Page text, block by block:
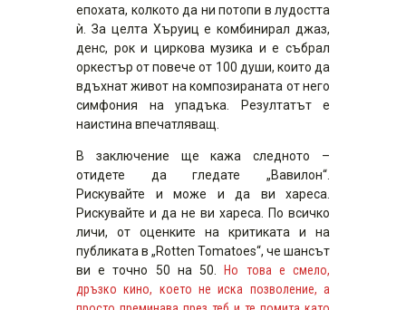
епохата, колкото да ни потопи в лудостта
ѝ. За целта Хъруиц е комбинирал джаз,
денс, рок и циркова музика и е събрал
оркестър от повече от 100 души, които да
вдъхнат живот на композираната от него
симфония на упадъка. Резултатът е
наистина впечатляващ.
В заключение ще кажа следното –
отидете да гледате „Вавилон“.
Рискувайте и може и да ви хареса.
Рискувайте и да не ви хареса. По всичко
личи, от оценките на критиката и на
публиката в „Rotten Tomatoes“, че шансът
ви е точно 50 на 50. Но това е смело,
дръзко кино, което не иска позволение, а